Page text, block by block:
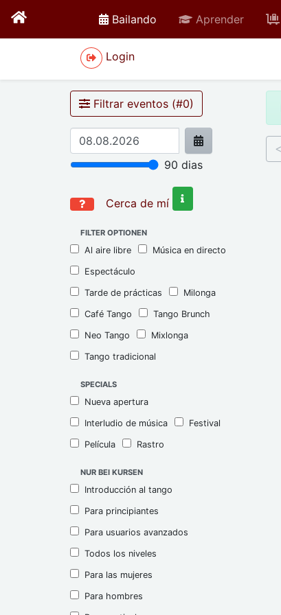
Bailando active Aprender
Login
Filtrar eventos (#0)
90 dias
Cerca de mí
FILTER OPTIONEN
Al aire libre Música en directo
Espectáculo
Tarde de prácticas Milonga
Café Tango Tango Brunch
Neo Tango Mixlonga
Tango tradicional
SPECIALS
Nueva apertura
Interludio de música Festival
Película Rastro
NUR BEI KURSEN
Introducción al tango
Para principiantes
Para usuarios avanzados
Todos los niveles
Para las mujeres
Para hombres